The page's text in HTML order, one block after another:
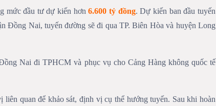
mức đầu tư dự kiến hơn6.600 tỷ đồng. Dự kiến ban đầu tuyến
Đồng Nai, tuyến đường sẽ đi qua TP. Biên Hòa và huyện Long
Nai đi TPHCM và phục vụ cho Cảng Hàng không quốc tế
quan để khảo sát, định vị cụ thể hướng tuyến. Sau khi hoàn